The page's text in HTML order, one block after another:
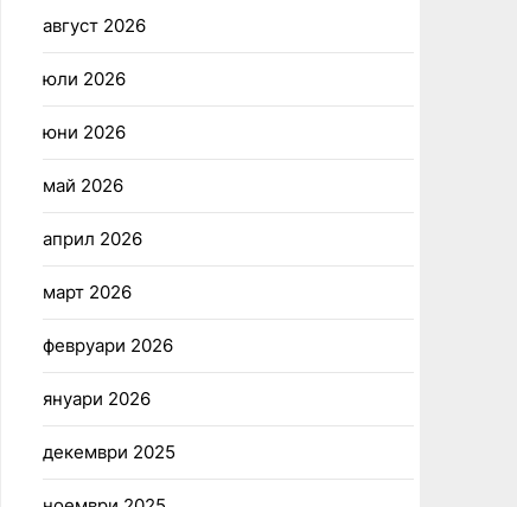
август 2026
юли 2026
юни 2026
май 2026
април 2026
март 2026
февруари 2026
януари 2026
декември 2025